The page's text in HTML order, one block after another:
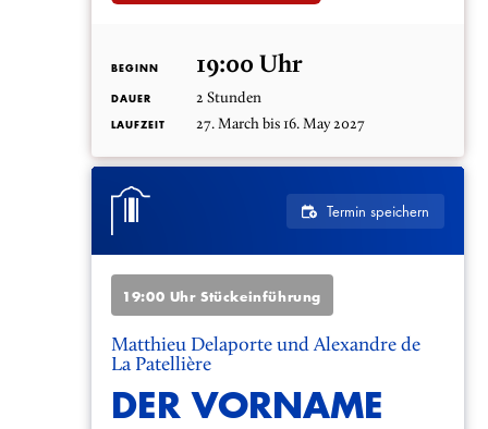
BEGINN 19:00 Uhr
DAUER 2 Stunden
LAUFZEIT 27. March bis 16. May 2027
Termin speichern
19:00 Uhr Stückeinführung
Matthieu Delaporte und Alexandre de
La Patellière
DER VORNAME